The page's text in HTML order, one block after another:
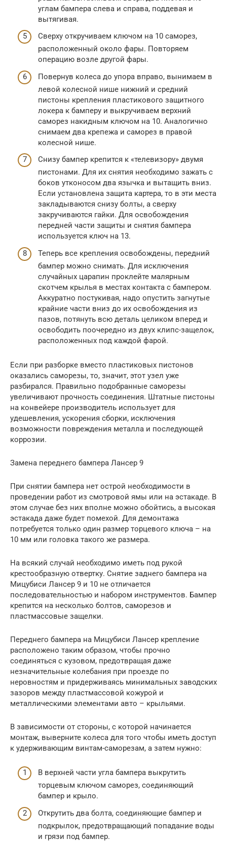
углам бампера слева и справа, поддевая и
вытягивая.
Сверху откручиваем ключом на 10 саморез,
расположенный около фары. Повторяем
операцию возле другой фары.
Повернув колеса до упора вправо, вынимаем в
левой колесной нише нижний и средний
пистоны крепления пластикового защитного
локера к бамперу и выкручиваем верхний
саморез накидным ключом на 10. Аналогично
снимаем два крепежа и саморез в правой
колесной нише.
Снизу бампер крепится к «телевизору» двумя
пистонами. Для их снятия необходимо зажать с
боков утконосом два язычка и вытащить вниз.
Если установлена защита картера, то в эти места
закладываются снизу болты, а сверху
закручиваются гайки. Для освобождения
передней части защиты и снятия бампера
используется ключ на 13.
Теперь все крепления освобождены, передний
бампер можно снимать. Для исключения
случайных царапин проклейте малярным
скотчем крылья в местах контакта с бампером.
Аккуратно постукивая, надо опустить загнутые
крайние части вниз до их освобождения из
пазов, потянуть всю деталь целиком вперед и
освободить поочередно из двух клипс-защелок,
расположенных под каждой фарой.
Если при разборке вместо пластиковых пистонов
оказались саморезы, то, значит, этот узел уже
разбирался. Правильно подобранные саморезы
увеличивают прочность соединения. Штатные пистоны
на конвейере производитель использует для
удешевления, ускорения сборки, исключения
возможности повреждения металла и последующей
коррозии.
Замена переднего бампера Лансер 9
При снятии бампера нет острой необходимости в
проведении работ из смотровой ямы или на эстакаде. В
этом случае без них вполне можно обойтись, а высокая
эстакада даже будет помехой. Для демонтажа
потребуется только один размер торцевого ключа – на
10 мм или головка такого же размера.
На всякий случай необходимо иметь под рукой
крестообразную отвертку. Снятие заднего бампера на
Мицубиси Лансер 9 и 10 не отличается
последовательностью и набором инструментов. Бампер
крепится на несколько болтов, саморезов и
пластмассовые защелки.
Переднего бампера на Мицубиси Лансер крепление
расположено таким образом, чтобы прочно
соединяться с кузовом, предотвращая даже
незначительные колебания при проезде по
неровностям и придерживаясь минимальных заводских
зазоров между пластмассовой кожурой и
металлическими элементами авто – крыльями.
В зависимости от стороны, с которой начинается
монтаж, выверните колеса для того чтобы иметь доступ
к удерживающим винтам-саморезам, а затем нужно:
В верхней части угла бампера выкрутить
торцевым ключом саморез, соединяющий
бампер и крыло.
Открутить два болта, соединяющие бампер и
подкрылок, предотвращающий попадание воды
и грязи под бампер.